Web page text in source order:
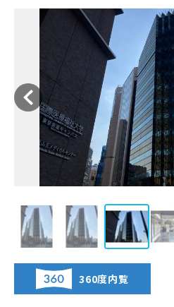
360度内覧